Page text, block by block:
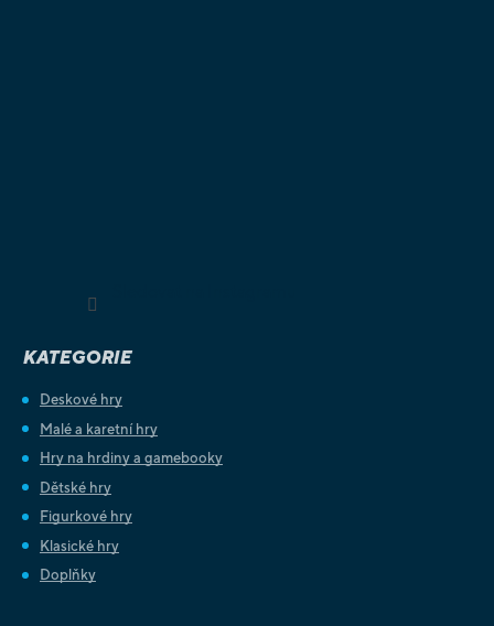
KATEGORIE
Deskové hry
Malé a karetní hry
Hry na hrdiny a gamebooky
Dětské hry
Figurkové hry
Klasické hry
Doplňky